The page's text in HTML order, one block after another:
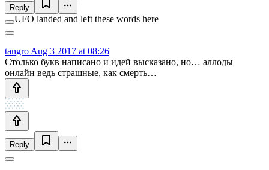
Reply
UFO landed and left these words here
tangro Aug 3 2017 at 08:26
Столько букв написано и идей высказано, но… аллоды
онлайн ведь страшные, как смерть…
Reply